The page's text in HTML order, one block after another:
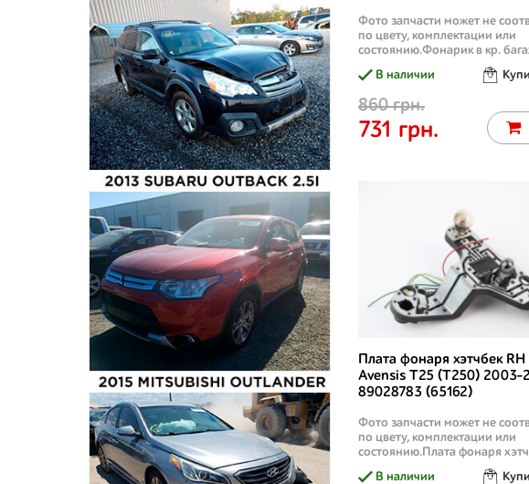
Фото запчасти может не
по цвету, комплектации или
состоянию.Фонарик в кр.
В наличии
860 грн.
731 грн.
Плата фонаря хэтчбек RH
Avensis T25 (T250) 2003-
89028783 (65162)
Фото запчасти может не
по цвету, комплектации или
состоянию.Плата фонаря
В наличии